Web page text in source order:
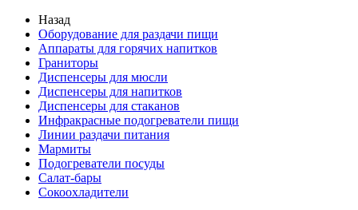
Назад
Оборудование для раздачи пищи
Аппараты для горячих напитков
Граниторы
Диспенсеры для мюсли
Диспенсеры для напитков
Диспенсеры для стаканов
Инфракрасные подогреватели пищи
Линии раздачи питания
Мармиты
Подогреватели посуды
Салат-бары
Сокоохладители